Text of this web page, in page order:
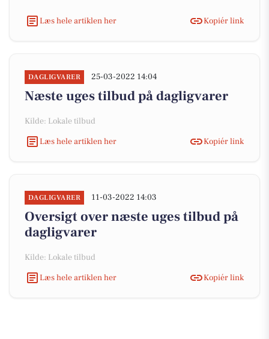
Læs hele artiklen her Kopiér link
DAGLIGVARER 25-03-2022 14:04
Næste uges tilbud på dagligvarer
Kilde: Lokale tilbud
Læs hele artiklen her
Kopiér link
DAGLIGVARER 11-03-2022 14:03
Oversigt over næste uges tilbud på
dagligvarer
Kilde: Lokale tilbud
Læs hele artiklen her
Kopiér link